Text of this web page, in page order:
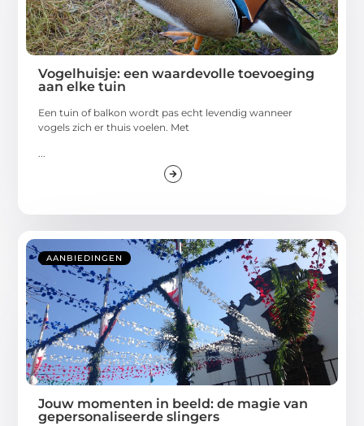
Vogelhuisje: een waardevolle toevoeging
aan elke tuin
Een tuin of balkon wordt pas echt levendig wanneer
vogels zich er thuis voelen. Met
...
AANBIEDINGEN
Jouw momenten in beeld: de magie van
gepersonaliseerde slingers